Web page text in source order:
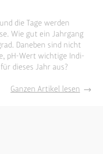
die Tage werden
Wie gut ein Jahr­gang
Daneben sind nicht
pH-Wert wichtige Indi­
dieses Jahr aus?
Ganzen Artikel lesen Gute